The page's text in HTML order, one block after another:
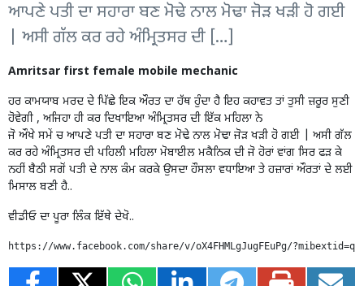
ਆਪਣੇ ਪਤੀ ਦਾ ਸਹਾਰਾ ਬਣ ਮੋਢੇ ਨਾਲ ਮੋਢਾ ਜੋੜ ਖੜੀ ਹੋ ਗਈ
| ਅਸੀ ਗੱਲ ਕਰ ਰਹੇ ਅੰਮ੍ਰਿਤਸਰ ਦੀ […]
Amritsar first female mobile mechanic
ਹਰ ਕਾਮਯਾਬ ਮਰਦ ਦੇ ਪਿੱਛੇ ਇਕ ਔਰਤ ਦਾ ਹੱਥ ਹੁੰਦਾ ਹੈ ਇਹ ਕਹਾਵਤ ਤਾਂ ਤੁਸੀ ਜ਼ਰੂਰ ਸੁਣੀ
ਹੋਵੇਗੀ , ਅਜਿਹਾ ਹੀ ਕਰ ਦਿਖਾਇਆ ਅੰਮ੍ਰਿਤਸਰ ਦੀ ਇੱਕ ਮਹਿਲਾ ਨੇ
ਜੋ ਔਖੇ ਸਮੇਂ ਚ ਆਪਣੇ ਪਤੀ ਦਾ ਸਹਾਰਾ ਬਣ ਮੋਢੇ ਨਾਲ ਮੋਢਾ ਜੋੜ ਖੜੀ ਹੋ ਗਈ | ਅਸੀ ਗੱਲ
ਕਰ ਰਹੇ ਅੰਮ੍ਰਿਤਸਰ ਦੀ ਪਹਿਲੀ ਮਹਿਲਾ ਮੋਬਾਈਲ ਮਕੈਨਿਕ ਦੀ ਜੋ ਹੋਰਾਂ ਵਾਂਗ ਸਿਰ ਫੜ ਕੇ
ਨਹੀਂ ਬੈਠੀ ਸਗੋਂ ਪਤੀ ਦੇ ਨਾਲ ਕੰਮ ਕਰਕੇ ਉਸਦਾ ਹੌਸਲਾ ਵਧਾਇਆ ਤੇ ਹਜ਼ਾਰਾਂ ਔਰਤਾਂ ਦੇ ਲਈ
ਮਿਸਾਲ ਬਣੀ ਹੈ..
ਵੀਡੀਓ ਦਾ ਪੂਰਾ ਲਿੰਕ ਇੱਥੇ ਦੇਖੋ..
https://www.facebook.com/share/v/oX4FHMLgJugFEuPg/